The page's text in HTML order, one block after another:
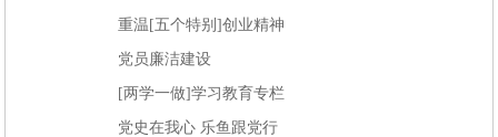
重温[五个特别]创业精神
党员廉洁建设
[两学一做]学习教育专栏
党史在我心 乐鱼跟党行